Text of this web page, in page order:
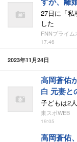
27日に「私
した
FNNプライム
17:46
2023年11月24日
高岡蒼佑
白 元妻と
子どもは2
東スポWEB
19:05
高岡蒼佑